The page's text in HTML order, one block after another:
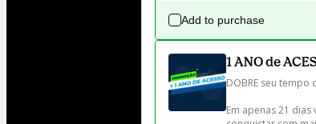
Add to purchase
1 ANO de
DOBRE seu tempo
Em apenas 21